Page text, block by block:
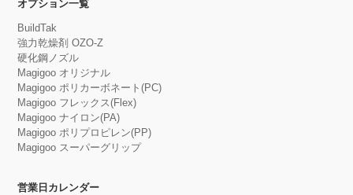
オプション一覧
BuildTak
強力乾燥剤 OZO-Z
硬化鋼ノズル
Magigoo オリジナル
Magigoo ポリカーボネート(PC)
Magigoo フレックス(Flex)
Magigoo ナイロン(PA)
Magigoo ポリプロピレン(PP)
Magigoo スーパーグリップ
営業日カレンダー